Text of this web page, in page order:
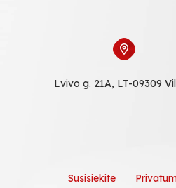
Lvivo g. 21A, LT-09309
Susisiekite